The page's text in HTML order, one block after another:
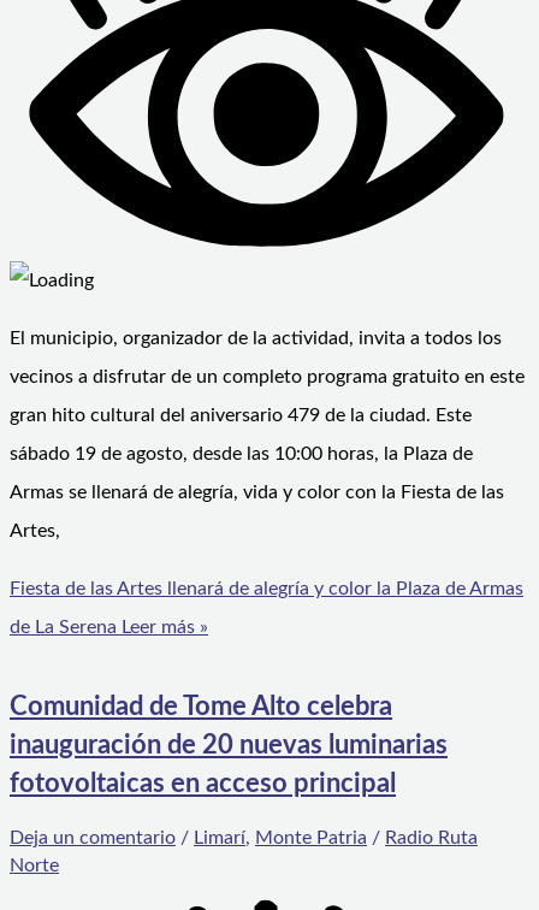
El municipio, organizador de la actividad, invita a todos los
vecinos a disfrutar de un completo programa gratuito en este
gran hito cultural del aniversario 479 de la ciudad. Este
sábado 19 de agosto, desde las 10:00 horas, la Plaza de
Armas se llenará de alegría, vida y color con la Fiesta de las
Artes,
Fiesta de las Artes llenará de alegría y color la Plaza de Armas
de La Serena Leer más »
Comunidad de Tome Alto celebra
inauguración de 20 nuevas luminarias
fotovoltaicas en acceso principal
Deja un comentario / Limarí, Monte Patria / Radio Ruta
Norte